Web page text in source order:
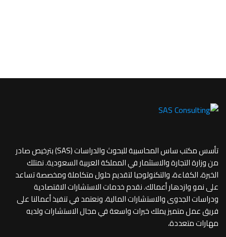
تأسس مكتب ساس المحاسبية للبحوث والدراسات (SAS) بترخيص صادر
من وزارة التجارة والاستثمار في المملكة العربية السعودية. نمتلك
الخبرة، الكفاءة، والتكنولوجيا لتقديم حلول متكاملة ومخصصة تساعد
على نمو وازدهار أعمالك. نقدم خدمات الاستشارات الاقتصادية
ودراسات الجدوى والاستشارات المالية، ونعتمد في تنفيذ أعمالنا على
فريق عمل متميز يملك خبرات واسعة في مجال الاستشارات ولديه
مهارات متعددة،